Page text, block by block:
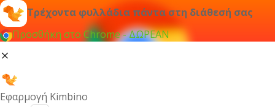
Τρέχοντα φυλλάδια πάντα στη διάθεσή σας
Προσθήκη στο Chrome - ΔΩΡΕΑΝ
Εφαρμογή Kimbino